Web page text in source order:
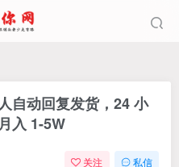
自动回复发货，24 小
入 1-5W
关注 私信